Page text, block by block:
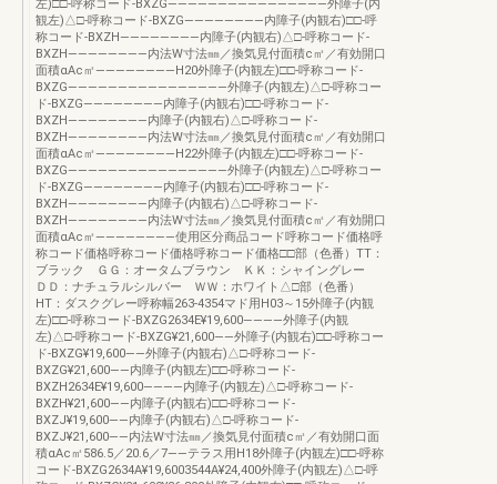
左)□□-呼称コード-BXZG――――――――――――――――外障子(内
観左)△□-呼称コード-BXZG――――――――内障子(内観右)□□-呼
称コード-BXZH――――――――内障子(内観右)△□-呼称コード-
BXZH――――――――内法W寸法㎜／換気見付面積c㎡／有効開口
面積αAc㎡――――――――H20外障子(内観左)□□-呼称コード-
BXZG――――――――――――――――外障子(内観左)△□-呼称コー
ド-BXZG――――――――内障子(内観右)□□-呼称コード-
BXZH――――――――内障子(内観右)△□-呼称コード-
BXZH――――――――内法W寸法㎜／換気見付面積c㎡／有効開口
面積αAc㎡――――――――H22外障子(内観左)□□-呼称コード-
BXZG――――――――――――――――外障子(内観左)△□-呼称コー
ド-BXZG――――――――内障子(内観右)□□-呼称コード-
BXZH――――――――内障子(内観右)△□-呼称コード-
BXZH――――――――内法W寸法㎜／換気見付面積c㎡／有効開口
面積αAc㎡――――――――使用区分商品コード呼称コード価格呼
称コード価格呼称コード価格呼称コード価格□□部（色番）TT：
ブラック ＧＧ：オータムブラウン ＫＫ：シャイングレー
ＤＤ：ナチュラルシルバー ＷＷ：ホワイト△□部（色番）
HT：ダスクグレー呼称幅263-4354マド用H03～15外障子(内観
左)□□-呼称コード-BXZG2634E¥19,600――――外障子(内観
左)△□-呼称コード-BXZG¥21,600――外障子(内観右)□□-呼称コー
ド-BXZG¥19,600――外障子(内観右)△□-呼称コード-
BXZG¥21,600――内障子(内観左)□□-呼称コード-
BXZH2634E¥19,600――――内障子(内観左)△□-呼称コード-
BXZH¥21,600――内障子(内観右)□□-呼称コード-
BXZJ¥19,600――内障子(内観右)△□-呼称コード-
BXZJ¥21,600――内法W寸法㎜／換気見付面積c㎡／有効開口面
積αAc㎡586.5／20.6／7――テラス用H18外障子(内観左)□□-呼称
コード-BXZG2634A¥19,6003544A¥24,400外障子(内観左)△□-呼